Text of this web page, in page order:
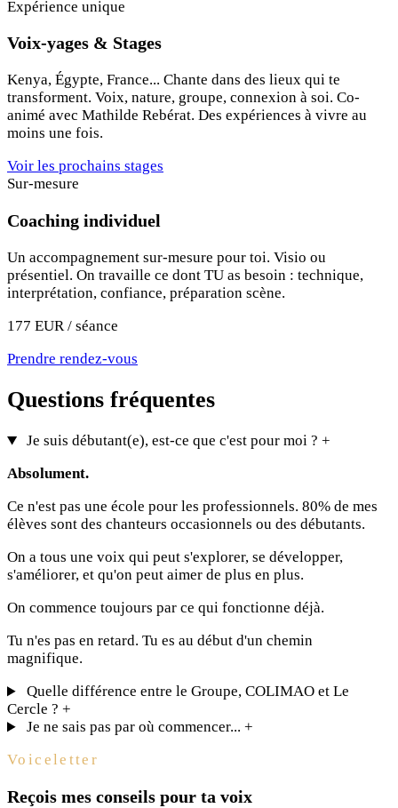
Expérience unique
Voix-yages & Stages
Kenya, Égypte, France... Chante dans des lieux qui te
transforment. Voix, nature, groupe, connexion à soi. Co-
animé avec Mathilde Rebérat. Des expériences à vivre au
moins une fois.
Voir les prochains stages
Sur-mesure
Coaching individuel
Un accompagnement sur-mesure pour toi. Visio ou
présentiel. On travaille ce dont TU as besoin : technique,
interprétation, confiance, préparation scène.
177 EUR / séance
Prendre rendez-vous
Questions fréquentes
Je suis débutant(e), est-ce que c'est pour moi ?+
Absolument.
Ce n'est pas une école pour les professionnels. 80% de mes
élèves sont des chanteurs occasionnels ou des débutants.
On a tous une voix qui peut s'explorer, se développer,
s'améliorer, et qu'on peut aimer de plus en plus.
On commence toujours par ce qui fonctionne déjà.
Tu n'es pas en retard. Tu es au début d'un chemin
magnifique.
Quelle différence entre le Groupe, COLIMAO et Le
Cercle ? +
Je ne sais pas par où commencer...+
Voiceletter
Reçois mes conseils pour ta voix